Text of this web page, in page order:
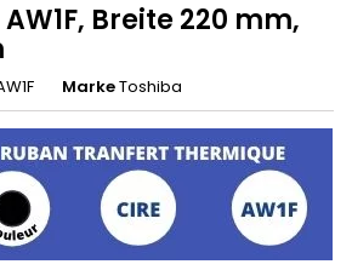
Breite 220 mm,
MarkeToshiba